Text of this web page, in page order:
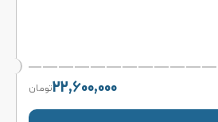
22,600,000تومان